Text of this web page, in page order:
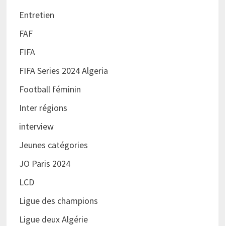
Entretien
FAF
FIFA
FIFA Series 2024 Algeria
Football féminin
Inter régions
interview
Jeunes catégories
JO Paris 2024
LCD
Ligue des champions
Ligue deux Algérie